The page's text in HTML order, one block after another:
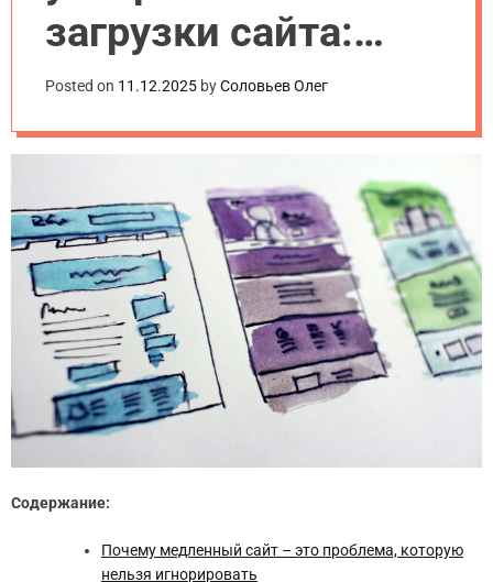
загрузки сайта:
лайфхаки для
новичков
Posted on 11.12.2025 byСоловьев Олег
Содержание:
Почему медленный сайт – это проблема, которую
нельзя игнорировать